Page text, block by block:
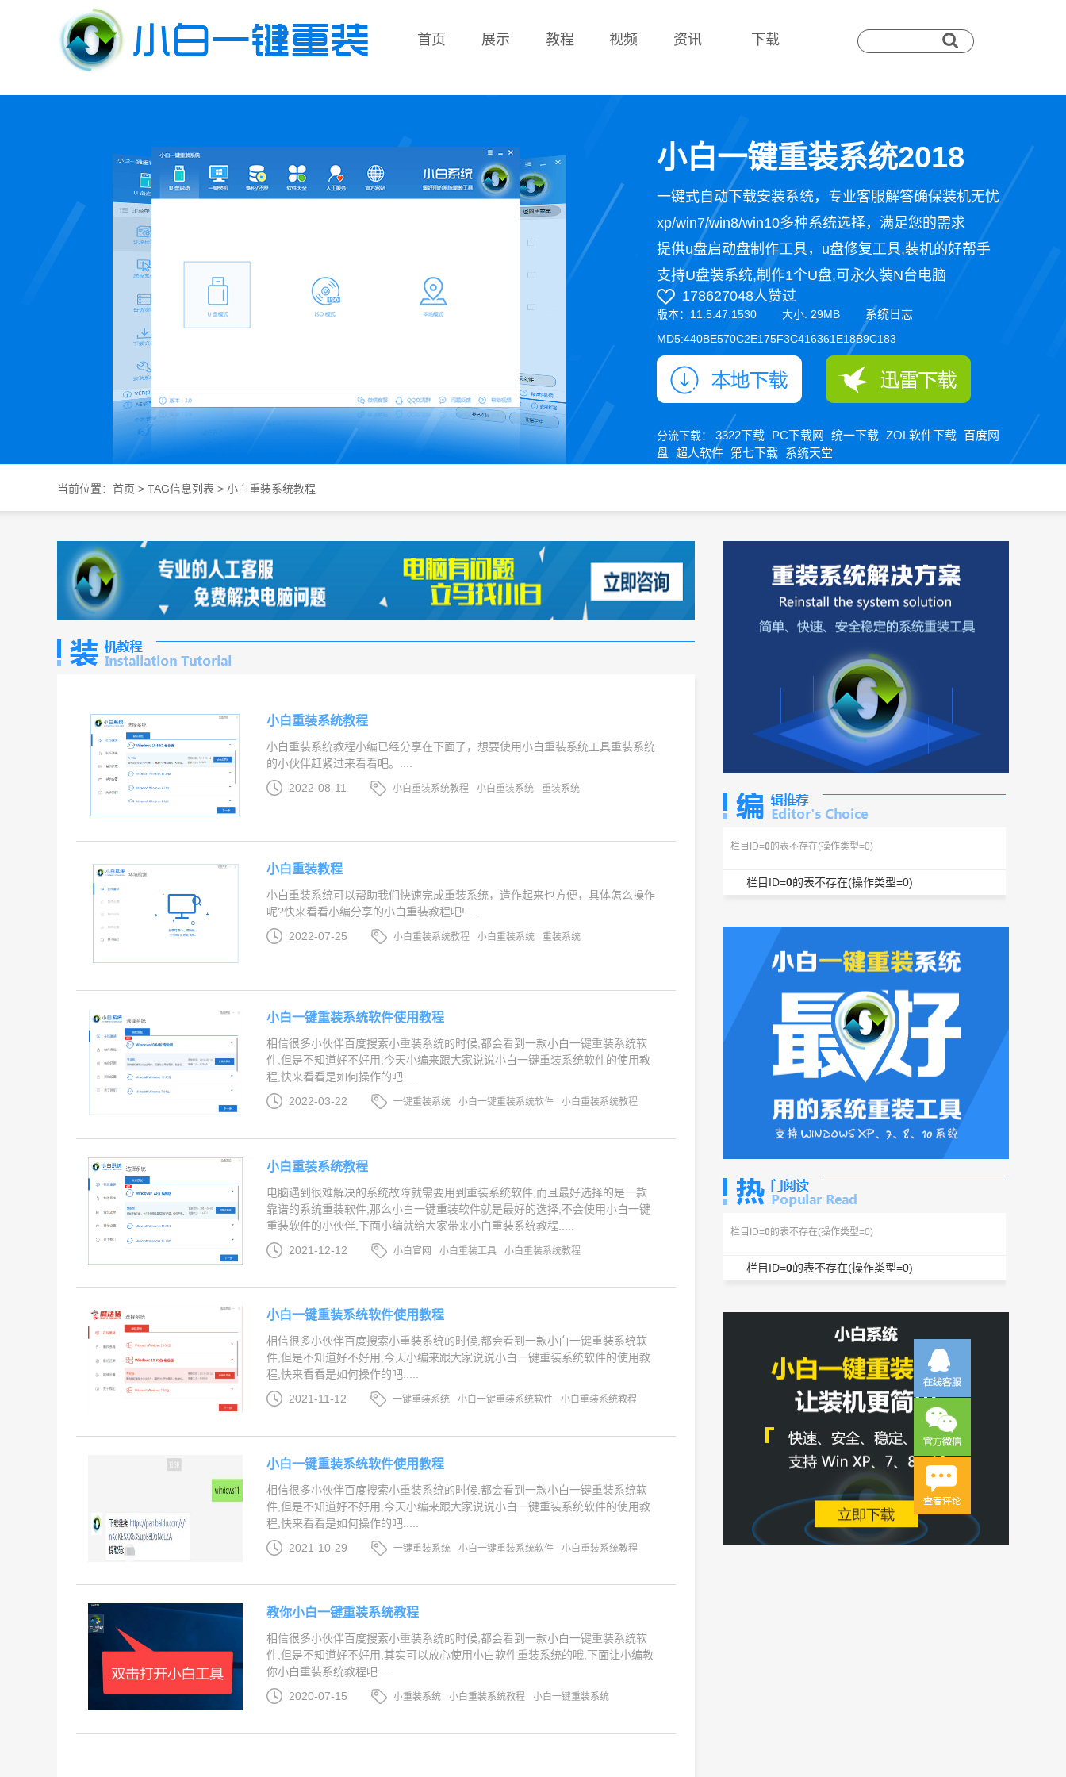
首页 展示 教程 视频 资讯 下载
小白一键重装系统2018
一键式自动下载安装系统，专业客服解答确保装机无忧
xp/win7/win8/win10多种系统选择，满足您的需求
提供u盘启动盘制作工具，u盘修复工具,装机的好帮手
支持U盘装系统,制作1个U盘,可永久装N台电脑
178627048人赞过
版本：11.5.47.1530 大小: 29MB 系统日志
MD5:440BE570C2E175F3C416361E18B9C183
分流下载： 3322下载 PC下载网 统一下载 ZOL软件下载 百度网
盘 超人软件 第七下载 系统天堂
当前位置： 首页 > TAG信息列表 > 小白重装系统教程
小白重装系统教程
小白重装系统教程小编已经分享在下面了，想要使用小白重装系统工具重装系统
的小伙伴赶紧过来看看吧。....
2022-08-11
小白重装系统教程 小白重装系统 重装系统
小白重装教程
小白重装系统可以帮助我们快速完成重装系统，造作起来也方便，具体怎么操作
呢?快来看看小编分享的小白重装教程吧!....
2022-07-25
小白重装系统教程 小白重装系统 重装系统
小白一键重装系统软件使用教程
相信很多小伙伴百度搜索小重装系统的时候,都会看到一款小白一键重装系统软
件,但是不知道好不好用,今天小编来跟大家说说小白一键重装系统软件的使用教
程,快来看看是如何操作的吧.....
2022-03-22
一键重装系统 小白一键重装系统软件 小白重装系统教程
小白重装系统教程
电脑遇到很难解决的系统故障就需要用到重装系统软件,而且最好选择的是一款
靠谱的系统重装软件,那么小白一键重装软件就是最好的选择,不会使用小白一键
重装软件的小伙伴,下面小编就给大家带来小白重装系统教程.....
2021-12-12
小白官网 小白重装工具 小白重装系统教程
小白一键重装系统软件使用教程
相信很多小伙伴百度搜索小重装系统的时候,都会看到一款小白一键重装系统软
件,但是不知道好不好用,今天小编来跟大家说说小白一键重装系统软件的使用教
程,快来看看是如何操作的吧.....
2021-11-12
一键重装系统 小白一键重装系统软件 小白重装系统教程
小白一键重装系统软件使用教程
相信很多小伙伴百度搜索小重装系统的时候,都会看到一款小白一键重装系统软
件,但是不知道好不好用,今天小编来跟大家说说小白一键重装系统软件的使用教
程,快来看看是如何操作的吧.....
2021-10-29
一键重装系统 小白一键重装系统软件 小白重装系统教程
教你小白一键重装系统教程
相信很多小伙伴百度搜索小重装系统的时候,都会看到一款小白一键重装系统软
件,但是不知道好不好用,其实可以放心使用小白软件重装系统的哦,下面让小编教
你小白重装系统教程吧.....
2020-07-15
小重装系统 小白重装系统教程 小白一键重装系统
栏目ID=0 的表不存在(操作类型=0)
栏目ID=0的表不存在(操作类型=0)
栏目ID=0 的表不存在(操作类型=0)
栏目ID=0的表不存在(操作类型=0)